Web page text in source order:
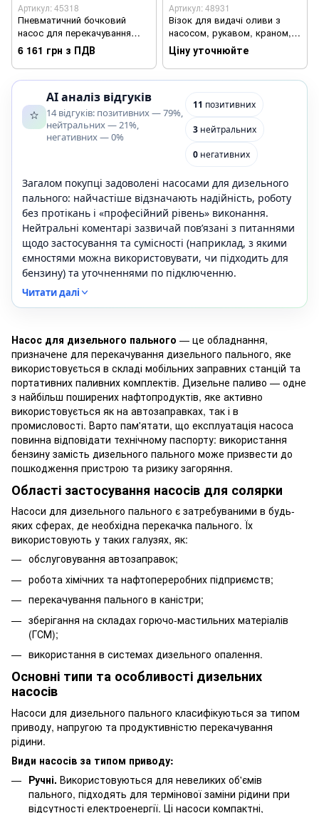
Артикул: 45318
Пневматичний бочковий
насос для перекачування
оливи, палива та гасу
6 161 грн з ПДВ
Артикул: 48931
Візок для видачі оливи з
насосом, рукавом, краном,
лічильником, 220 В, 20 л/хв
Ціну уточнюйте
AI аналіз відгуків
14 відгуків: позитивних — 79%,
нейтральних — 21%,
негативних — 0%
11 позитивних
3нейтральних
0негативних
Загалом покупці задоволені насосами для дизельного
пального: найчастіше відзначають надійність, роботу
без протікань і «професійний рівень» виконання.
Нейтральні коментарі зазвичай пов’язані з питаннями
щодо застосування та сумісності (наприклад, з якими
ємностями можна використовувати, чи підходить для
бензину) та уточненнями по підключенню.
Читати далі
Насос для дизельного пального — це обладнання,
призначене для перекачування дизельного пального, яке
використовується в складі мобільних заправних станцій та
портативних паливних комплектів. Дизельне паливо — одне
з найбільш поширених нафтопродуктів, яке активно
використовується як на автозаправках, так і в
промисловості. Варто пам'ятати, що експлуатація насоса
повинна відповідати технічному паспорту: використання
бензину замість дизельного пального може призвести до
пошкодження пристрою та ризику загоряння.
Області застосування насосів для солярки
Насоси для дизельного пального є затребуваними в будь-
яких сферах, де необхідна перекачка пального. Їх
використовують у таких галузях, як:
обслуговування автозаправок;
робота хімічних та нафтопереробних підприємств;
перекачування пального в каністри;
зберігання на складах горючо-мастильних матеріалів
(ГСМ);
використання в системах дизельного опалення.
Основні типи та особливості дизельних
насосів
Насоси для дизельного пального класифікуються за типом
приводу, напругою та продуктивністю перекачування
рідини.
Види насосів за типом приводу:
Ручні. Використовуються для невеликих об'ємів
пального, підходять для термінової заміни рідини при
відсутності електроенергії. Ці насоси компактні,